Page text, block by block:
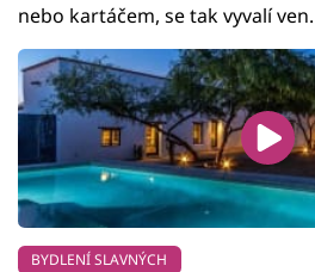
nebo kartáčem, se tak vyvalí ven.
BYDLENÍ SLAVNÝCH